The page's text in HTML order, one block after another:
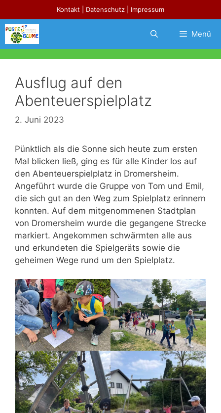
Inhalt
springen
Kontakt Datenschutz Impressum
Menü
Ausflug auf den
Abenteuerspielplatz
2. Juni 2023
Pünktlich als die Sonne sich heute zum ersten
Mal blicken ließ, ging es für alle Kinder los auf
den Abenteuerspielplatz in Dromersheim.
Angeführt wurde die Gruppe von Tom und Emil,
die sich gut an den Weg zum Spielplatz erinnern
konnten. Auf dem mitgenommenen Stadtplan
von Dromersheim wurde die gegangene Strecke
markiert. Angekommen schwärmten alle aus
und erkundeten die Spielgeräts sowie die
geheimen Wege rund um den Spielplatz.